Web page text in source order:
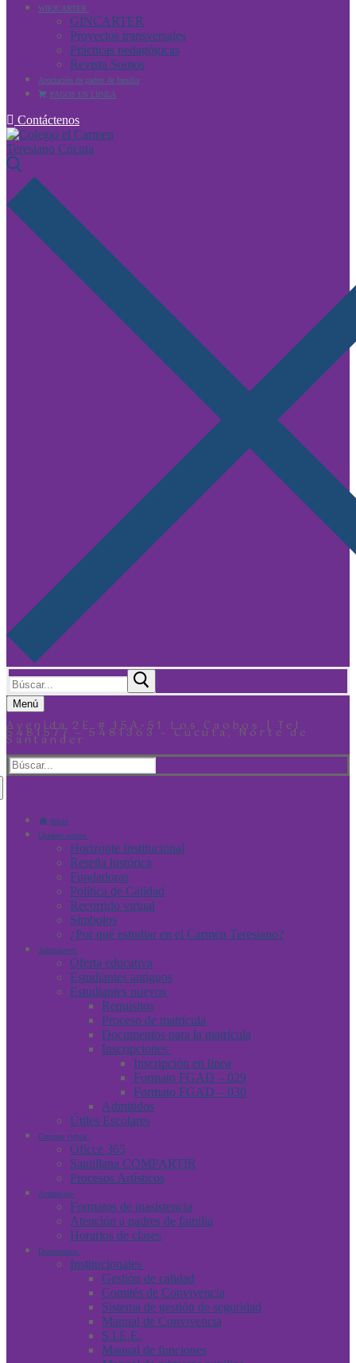
WIKICARTER
GINCARTER
Proyectos transversales
Prácticas pedagógicas
Revista Somos
Asociación de padres de familia
PAGOS EN LÍINEA
Contáctenos
Menú
Avenida 2E # 15A-51 Los Caobos | Tel
5481577 – 5481363 – Cúcuta, Norte de
Santander
Inicio
Quiénes somos
Horizonte Institucional
Reseña histórica
Fundadoras
Política de Calidad
Recorrido virtual
Símbolos
¿Por qué estudiar en el Carmen Teresiano?
Admisiones
Oferta educativa
Estudiantes antiguos
Estudiantes nuevos
Requisitos
Proceso de matrícula
Documentos para la matrícula
Inscripciones
Inscripción en línea
Formato FGAD – 029
Formato FGAD – 030
Admitidos
Útiles Escolares
Campus virtual
Oficce 365
Santillana COMPARTIR
Procesos Artísticos
Académico
Formatos de inasistencia
Atención a padres de familia
Horarios de clases
Documentos
Institucionales
Gestión de calidad
Comités de Convivencia
Sistema de gestión de seguridad
Manual de Convivencia
S.I.E.E.
Manual de funciones